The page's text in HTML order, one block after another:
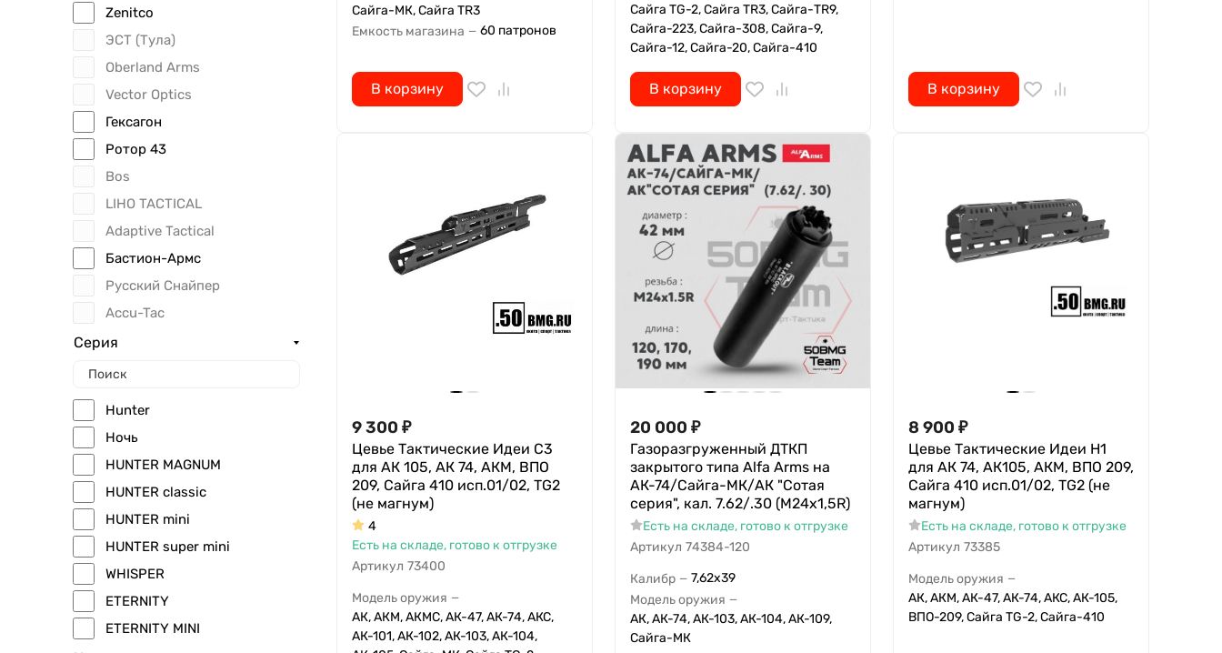
Zenitсo
ЭСТ (Тула)
Oberland Arms
Vector Optics
Гексагон
Ротор 43
Bos
LIHO TACTICAL
Adaptive Tactical
Бастион-Армс
Русский Снайпер
Accu-Tac
Серия
Hunter
Ночь
HUNTER MAGNUM
HUNTER classic
HUNTER mini
HUNTER super mini
WHISPER
ETERNITY
ETERNITY MINI
Сайга-МК, Сайга TR3
Емкость магазина — 60 патронов
В корзину
Сайга TG-2, Сайга TR3, Сайга-TR9,
Сайга-223, Сайга-308, Сайга-9,
Сайга-12, Сайга-20, Сайга-410
В корзину В корзину
9 300 ₽
Цевье Тактические Идеи С3
для АК 105, АК 74, АКМ, ВПО
209, Сайга 410 исп.01/02, TG2
(не магнум)
4
Есть на складе, готово к отгрузке
Артикул 73400
Модель оружия —
АК, АКМ, АКМС, АК-47, АК-74, АКС,
АК-101, АК-102, АК-103, АК-104,
20 000 ₽
Газоразгруженный ДТКП
закрытого типа Alfa Arms на
АК-74/Сайга-МК/АК "Сотая
серия", кал. 7.62/.30 (М24х1,5R)
Есть на складе, готово к отгрузке
Артикул 74384-120
Калибр — 7,62x39
Модель оружия —
АК, АК-74, АК-103, АК-104, АК-109,
Сайга-МК
8 900 ₽
Цевье Тактические Идеи Н1
для АК 74, АК105, АКМ, ВПО 209,
Сайга 410 исп.01/02, TG2 (не
магнум)
Есть на складе, готово к отгрузке
Артикул 73385
Модель оружия —
АК, АКМ, АК-47, АК-74, АКС, АК-105,
ВПО-209, Сайга TG-2, Сайга-410